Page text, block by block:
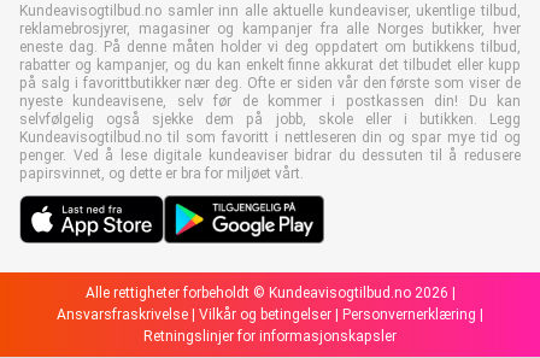
Kundeavisogtilbud.no samler inn alle aktuelle kundeaviser, ukentlige tilbud,
reklamebrosjyrer, magasiner og kampanjer fra alle Norges butikker, hver
eneste dag. På denne måten holder vi deg oppdatert om butikkens tilbud,
rabatter og kampanjer, og du kan enkelt finne akkurat det tilbudet eller kupp
på salg i favorittbutikker nær deg. Ofte er siden vår den første som viser de
nyeste kundeavisene, selv før de kommer i postkassen din! Du kan
selvfølgelig også sjekke dem på jobb, skole eller i butikken. Legg
Kundeavisogtilbud.no til som favoritt i nettleseren din og spar mye tid og
penger. Ved å lese digitale kundeaviser bidrar du dessuten til å redusere
papirsvinnet, og dette er bra for miljøet vårt.
Alle rettigheter forbeholdt © Kundeavisogtilbud.no 2026 |
Ansvarsfraskrivelse
Vilkår og betingelser Personvernerklæring
Retningslinjer for informasjonskapsler